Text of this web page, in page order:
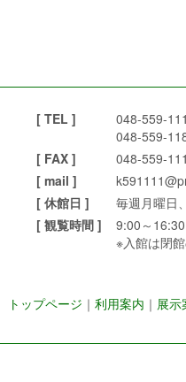
[ TEL ]
048-559-
048-559-
[ FAX ]
048-559-
[ mail ]
[ 休館日 ]
毎週月曜日
[ 観覧時間 ]
9:00～
※入館は閉
トップページ ｜ 利用案内 ｜ 展示